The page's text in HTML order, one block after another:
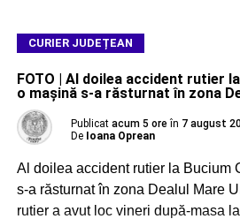
CURIER JUDEȚEAN
FOTO | Al doilea accident rutier
o mașină s-a răsturnat în zona
Publicat acum 5 ore în 7 august
De Ioana Oprean
Al doilea accident rutier la Bucium
s-a răsturnat în zona Dealul Mare
rutier a avut loc vineri după-masa